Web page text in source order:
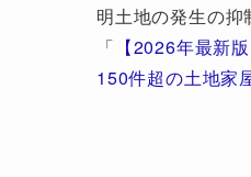
明土地の発生の抑
「 【2026年最新
150件超の土地家